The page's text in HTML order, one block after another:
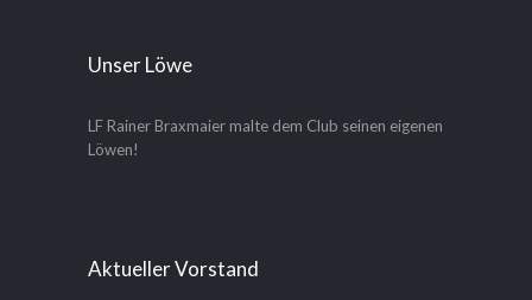
Unser Löwe
LF Rainer Braxmaier malte dem Club seinen eigenen
Löwen!
Aktueller Vorstand